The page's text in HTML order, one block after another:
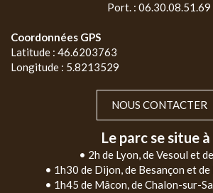
Port. : 06.30.08.51.69
Coordonnées GPS
Latitude : 46.6203763
Longitude : 5.8213529
NOUS CONTACTER
Le parc se situe à
• 2h de Lyon, de Vesoul et
• 1h30 de Dijon, de Besançon et
• 1h45 de Mâcon, de Chalon-sur-